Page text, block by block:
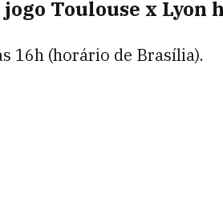
jogo Toulouse x Lyon
16h (horário de Brasília).